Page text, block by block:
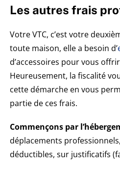
Les autres frais
Votre VTC, c’est votre
toute maison, elle a besoin d’
d’accessoires pour vous
Heureusement, la fiscalité
cette démarche en vous
partie de ces frais.
Commençons par
déplacements
déductibles, sur justificatifs